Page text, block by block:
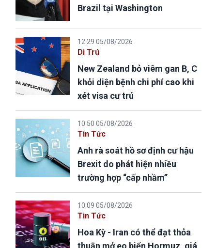
Brazil tại Washington
12:29 05/08/2026
Di Trú
New Zealand bỏ viêm gan B, C
khỏi diện bệnh chi phí cao khi
xét visa cư trú
10:50 05/08/2026
Tin Tức
Anh rà soát hồ sơ định cư hậu
Brexit do phát hiện nhiều
trường hợp “cấp nhầm”
10:09 05/08/2026
Tin Tức
Hoa Kỳ - Iran có thể đạt thỏa
thuận mở eo biển Hormuz, giá